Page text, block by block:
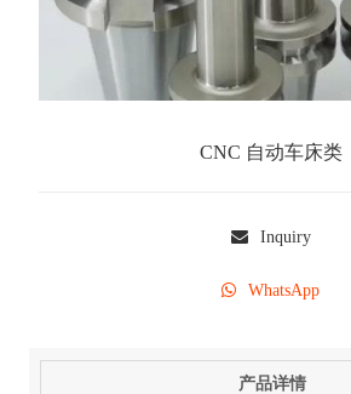
CNC 自动车床类
Inquiry
WhatsApp
产品详情